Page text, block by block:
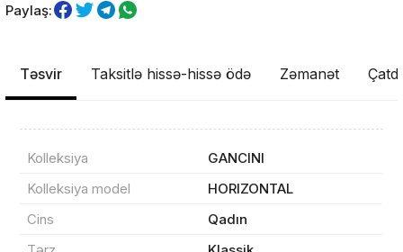
Paylaş:
Təsvir Taksitlə hissə-hissə ödə Zəmanət
Kolleksiya
GANCINI
Kolleksiya model
HORIZONTAL
Cins
Qadın